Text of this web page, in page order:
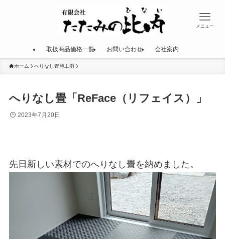
メニュー
取扱商品価格一覧 お問い合わせ 会社案内
ホーム へりなし畳施工例
へりなし畳「ReFace（リフェイス）」
2023年7月20日
先日新しい素材でのへりなし畳を納めました。